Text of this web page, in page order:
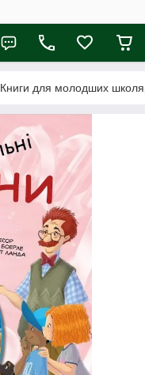
Книги для молодших